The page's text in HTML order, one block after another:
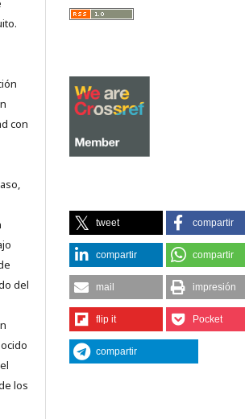
con
del
los
tweet compartir
compartir compartir
mail impresión
flip it Pocket
compartir